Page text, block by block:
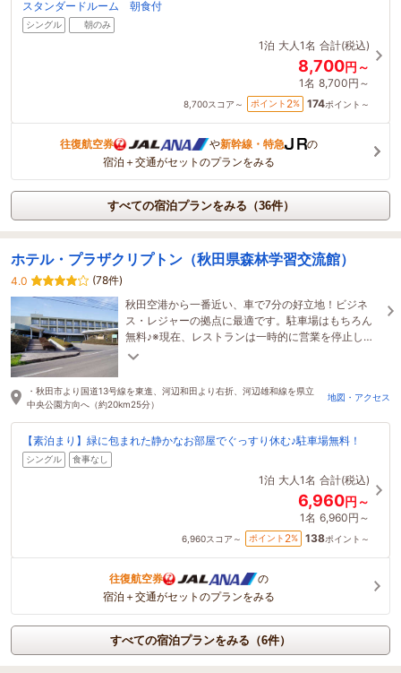
スタンダードルーム 朝食付
シングル 朝のみ
1泊 大人1名 合計(税込)
8,700円～
1名 8,700円～
8,700スコア～ ポイント 2% 174ポイント～
往復航空券 や新幹線・特急
の
宿泊＋交通がセットのプランをみる
すべての宿泊プランをみる（36件）
ホテル・プラザクリプトン（秋田県森林学習交流館）
4.0
(78件)
秋田空港から一番近い、車で7分の好立地！ビジネ
ス・レジャーの拠点に最適です。駐車場はもちろん
無料♪※現在、レストランは一時的に営業を停止して
おります※
・秋田市より国道13号線を東進、河辺和田より右折、河辺雄和線を県立
中央公園方向へ（約20km25分）
地図・アクセス
【素泊まり】緑に包まれた静かなお部屋でぐっすり休む♪駐車場無料！
シングル 食事なし
1泊 大人1名 合計(税込)
6,960円～
1名 6,960円～
6,960スコア～ ポイント 2% 138ポイント～
往復航空券
の
宿泊＋交通がセットのプランをみる
すべての宿泊プランをみる（6件）